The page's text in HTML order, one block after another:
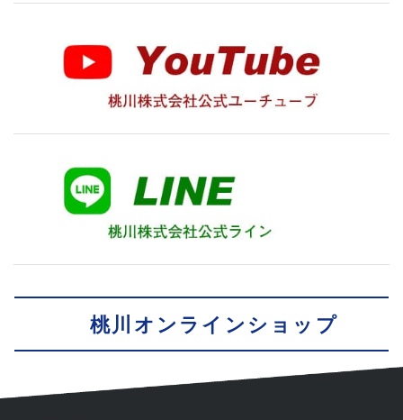
桃川オンラインショップ